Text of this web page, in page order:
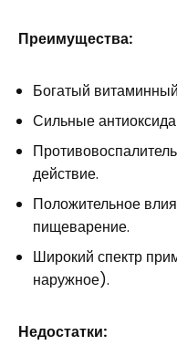
Преимущества:
Богатый
Сильные
действие.
Положительное
пищеварение.
Широкий спектр
наружное).
Недостатки: